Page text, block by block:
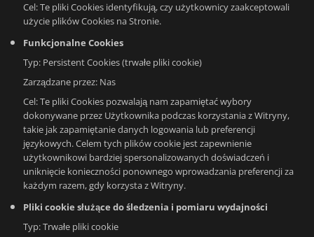
Cel: Te pliki Cookies identyfikują, czy użytkownicy zaakceptowali
użycie plików Cookies na Stronie.
Funkcjonalne Cookies
Typ: Persistent Cookies (trwałe pliki cookie)
Zarządzane przez: Nas
Cel: Te pliki Cookies pozwalają nam zapamiętać wybory
dokonywane przez Użytkownika podczas korzystania z Witryny,
takie jak zapamiętanie danych logowania lub preferencji
językowych. Celem tych plików cookie jest zapewnienie
użytkownikowi bardziej spersonalizowanych doświadczeń i
uniknięcie konieczności ponownego wprowadzania preferencji za
każdym razem, gdy korzysta z Witryny.
Pliki cookie służące do śledzenia i pomiaru wydajności
Typ: Trwałe pliki cookie